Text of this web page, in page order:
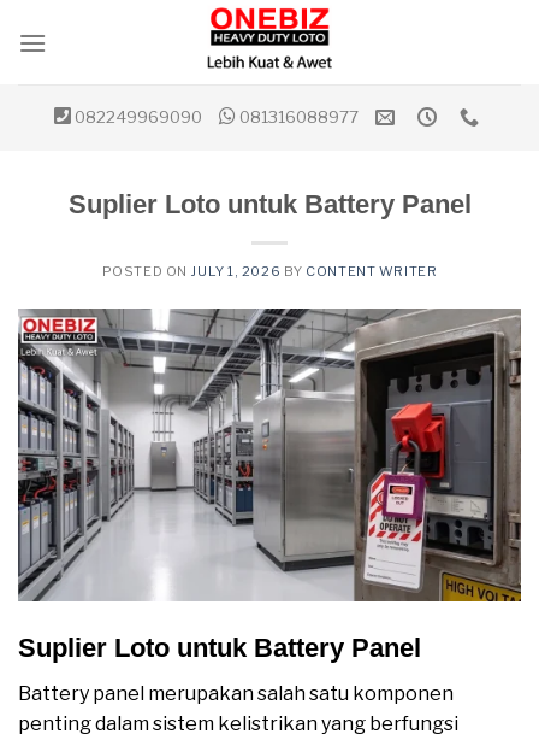
082249969090 081316088977
Suplier Loto untuk Battery Panel
POSTED ON JULY 1, 2026 BY CONTENT WRITER
Suplier Loto untuk Battery Panel
Battery panel merupakan salah satu komponen
penting dalam sistem kelistrikan yang berfungsi